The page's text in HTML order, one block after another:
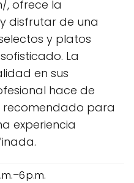
, ofrece la
disfrutar de una
y platos
La
en sus
hace de
recomendado para
experiencia
p.m.